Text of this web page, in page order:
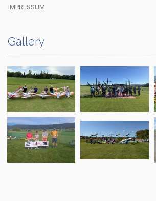
IMPRESSUM
Gallery